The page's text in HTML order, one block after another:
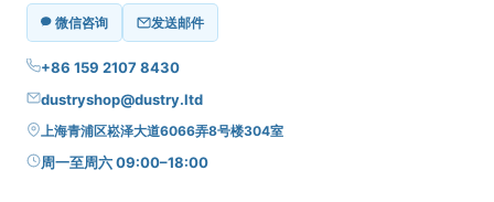
微信咨询 发送邮件
+86 159 2107 8430
dustryshop@dustry.ltd
上海青浦区崧泽大道6066弄8号楼304室
周一至周六 09:00–18:00